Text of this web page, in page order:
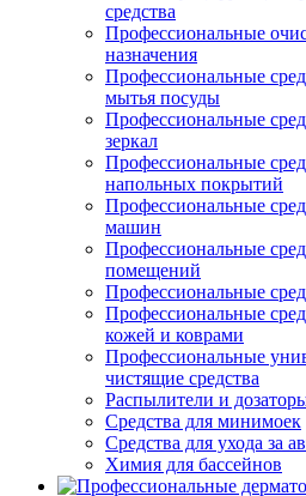
средства
Профессиональные
назначения
Профессиональные
мытья посуды
Профессиональные
зеркал
Профессиональные
напольных покрытий
Профессиональные
машин
Профессиональные
помещений
Профессиональные
Профессиональные
кожей и коврами
Профессиональные
чистящие средства
Распылители и
Средства для минимоек
Средства для ухода за
Химия для бассейнов